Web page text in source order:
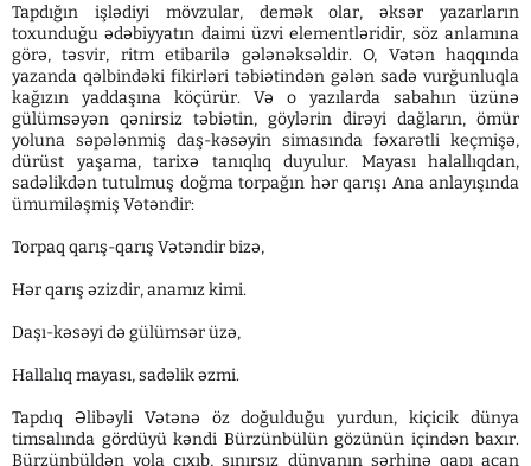
Tapdığın işlədiyi mövzular, demək olar, əksər yazarların
toxunduğu ədəbiyyatın daimi üzvi elementləridir, söz anlamına
görə, təsvir, ritm etibarilə gələnəksəldir. O, Vətən haqqında
yazanda qəlbindəki fikirləri təbiətindən gələn sadə vurğunluqla
kağızın yaddaşına köçürür. Və o yazılarda sabahın üzünə
gülümsəyən qənirsiz təbiətin, göylərin dirəyi dağların, ömür
yoluna səpələnmiş daş-kəsəyin simasında fəxarətli keçmişə,
dürüst yaşama, tarixə tanıqlıq duyulur. Ma­yası halallıqdan,
sadəlikdən tutulmuş doğma torpağın hər qarışı Ana anlayışında
ümumiləşmiş Vətəndir:
Torpaq qarış-qarış Vətəndir bizə,
Hər qarış əzizdir, anamız kimi.
Daşı-kəsəyi də gülümsər üzə,
Hallalıq mayası, sadəlik əzmi.
Tapdıq Əlibəyli Vətənə öz doğulduğu yurdun, kiçicik dünya
timsalında gördüyü kəndi Bürzünbülün gözünün içindən baxır.
Bürzünbüldən yola çıxıb, sınırsız dünyanın şərhinə qapı açan